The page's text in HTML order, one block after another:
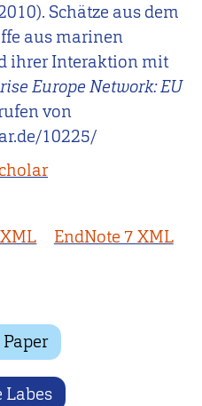
Schätze aus dem
aus marinen
ihrer Interaktion mit
Europe Network: EU
von
10225/
EndNote 7 XML
Labes